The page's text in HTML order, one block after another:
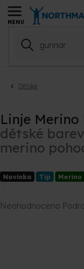
Přejít
na
Dětské
Linje Merino
dětské
merino
Novinka Tip Merino
hodnocení
Neohodnoceno